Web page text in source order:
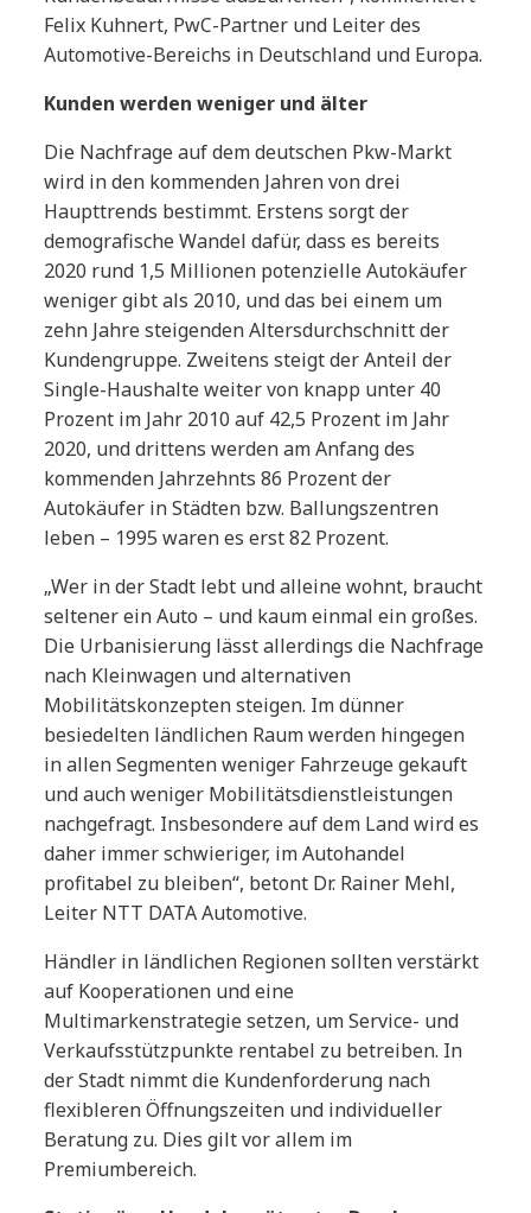
Felix Kuhnert, PwC-Partner und Leiter des
Automotive-Bereichs in Deutschland und Europa.
Kunden werden weniger und älter
Die Nachfrage auf dem deutschen Pkw-Markt
wird in den kommenden Jahren von drei
Haupttrends bestimmt. Erstens sorgt der
demografische Wandel dafür, dass es bereits
2020 rund 1,5 Millionen potenzielle Autokäufer
weniger gibt als 2010, und das bei einem um
zehn Jahre steigenden Altersdurchschnitt der
Kundengruppe. Zweitens steigt der Anteil der
Single-Haushalte weiter von knapp unter 40
Prozent im Jahr 2010 auf 42,5 Prozent im Jahr
2020, und drittens werden am Anfang des
kommenden Jahrzehnts 86 Prozent der
Autokäufer in Städten bzw. Ballungszentren
leben – 1995 waren es erst 82 Prozent.
„Wer in der Stadt lebt und alleine wohnt, braucht
seltener ein Auto – und kaum einmal ein großes.
Die Urbanisierung lässt allerdings die Nachfrage
nach Kleinwagen und alternativen
Mobilitätskonzepten steigen. Im dünner
besiedelten ländlichen Raum werden hingegen
in allen Segmenten weniger Fahrzeuge gekauft
und auch weniger Mobilitätsdienstleistungen
nachgefragt. Insbesondere auf dem Land wird es
daher immer schwieriger, im Autohandel
profitabel zu bleiben“, betont Dr. Rainer Mehl,
Leiter NTT DATA Automotive.
Händler in ländlichen Regionen sollten verstärkt
auf Kooperationen und eine
Multimarkenstrategie setzen, um Service- und
Verkaufsstützpunkte rentabel zu betreiben. In
der Stadt nimmt die Kundenforderung nach
flexibleren Öffnungszeiten und individueller
Beratung zu. Dies gilt vor allem im
Premiumbereich.